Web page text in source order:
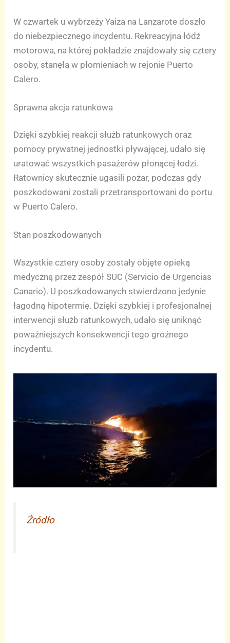
W czwartek u wybrzeży Yaiza na Lanzarote doszło
do niebezpiecznego incydentu. Rekreacyjna łódź
motorowa, na której pokładzie znajdowały się cztery
osoby, stanęła w płomieniach w rejonie Puerto
Calero.
Sprawna akcja ratunkowa
Dzięki szybkiej reakcji służb ratunkowych oraz
pomocy prywatnej jednostki pływającej, udało się
uratować wszystkich pasażerów płonącej łodzi.
Ratownicy skutecznie ugasili pożar, podczas gdy
poszkodowani zostali przetransportowani do portu
w Puerto Calero.
Stan poszkodowanych
Wszystkie cztery osoby zostały objęte opieką
medyczną przez zespół SUC (Servicio de Urgencias
Canario). U poszkodowanych stwierdzono jedynie
łagodną hipotermię. Dzięki szybkiej i profesjonalnej
interwencji służb ratunkowych, udało się uniknąć
poważniejszych konsekwencji tego groźnego
incydentu.
Źródło